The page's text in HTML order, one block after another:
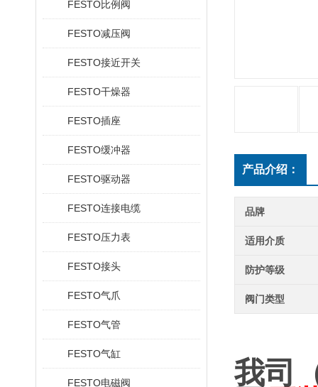
FESTO比例阀
FESTO减压阀
FESTO接近开关
FESTO干燥器
FESTO插座
FESTO缓冲器
FESTO驱动器
FESTO连接电缆
FESTO压力表
FESTO接头
FESTO气爪
FESTO气管
FESTO气缸
FESTO电磁阀
产品介绍：
品牌
适用介质
防护等级
阀门类型
我司